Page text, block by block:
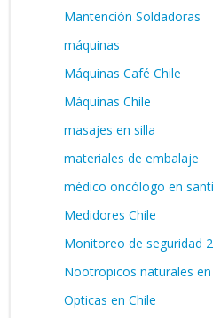
Mantención Soldadoras
máquinas
Máquinas Café Chile
Máquinas Chile
masajes en silla
materiales de embalaje
médico oncólogo en
Medidores Chile
Monitoreo de seguridad
Nootropicos naturales en
Opticas en Chile